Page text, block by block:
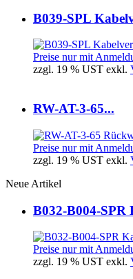
B039-SPL
Preise nur mit
zzgl. 19 % UST exkl.
RW-AT-3-65...
Preise nur mit
zzgl. 19 % UST exkl.
Neue Artikel
B032-B004-SPR
Preise nur mit
zzgl. 19 % UST exkl.